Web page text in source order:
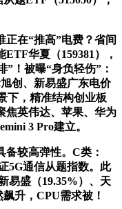
在“推高”电费？省间
华夏（159381），
！被曝“身负轻伤”：
创、新易盛广东电价
下，精准结构创业板
焦英伟达、苹果、华为
3 Pro建立。
较高弹性。C类：
5G通信从题指数。此
易盛（19.35%）、天
升，CPU需求被！